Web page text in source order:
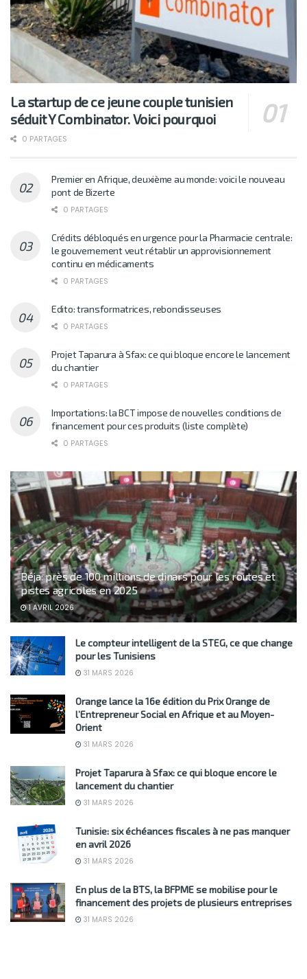
La startup de ce jeune couple tunisien
séduit Y Combinator. Voici pourquoi
0 PARTAGES
Premier en Afrique, deuxième au monde: voici le nouveau
pont de Bizerte
0 PARTAGES
Crédits débloqués en urgence pour la Pharmacie centrale:
le gouvernement veut rétablir un approvisionnement
continu en médicaments
0 PARTAGES
Edito: transformatrices, rebondisseuses
0 PARTAGES
Projet Taparura à Sfax: ce qui bloque encore le lancement
du chantier
0 PARTAGES
Importations: la BCT impose de nouvelles conditions de
financement pour ces produits (liste complète)
0 PARTAGES
Béja: près de 100 millions de dinars pour les routes et
pistes agricoles en 2025
1 AVRIL 2026
Le compteur intelligent de la STEG, ce que change
pour les Tunisiens
31 MARS 2026
Orange lance la 16e édition du Prix Orange de
l’Entrepreneur Social en Afrique et au Moyen-
Orient
31 MARS 2026
Projet Taparura à Sfax: ce qui bloque encore le
lancement du chantier
31 MARS 2026
Tunisie: six échéances fiscales à ne pas manquer
en avril 2026
31 MARS 2026
En plus de la BTS, la BFPME se mobilise pour le
financement des projets de plusieurs entreprises
31 MARS 2026